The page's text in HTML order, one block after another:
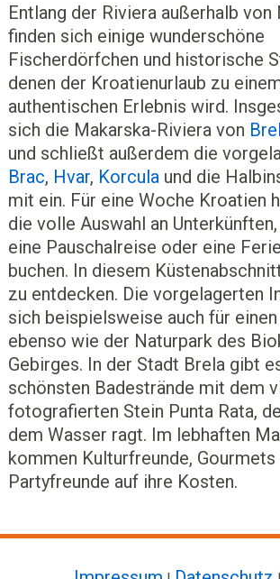
Entlang der Riviera außerhalb von
finden sich einige wunderschöne
Fischerdörfchen und historische
denen der Kroatienurlaub zu
authentischen Erlebnis wird.
sich die Makarska-Riviera von
und schließt außerdem die
Brac, Hvar, Korculaund die
mit ein. Für eine Woche Kroatien
die volle Auswahl an
eine Pauschalreise oder eine
buchen. In diesem
zu entdecken. Die vorgelagerten
sich beispielsweise auch für einen
ebenso wie der Naturpark des
Gebirges. In der Stadt Brela gibt
schönsten Badestrände mit dem
fotografierten Stein Punta Rata,
dem Wasser ragt. Im lebhaften
kommen Kulturfreunde,
Partyfreunde auf ihre Kosten.